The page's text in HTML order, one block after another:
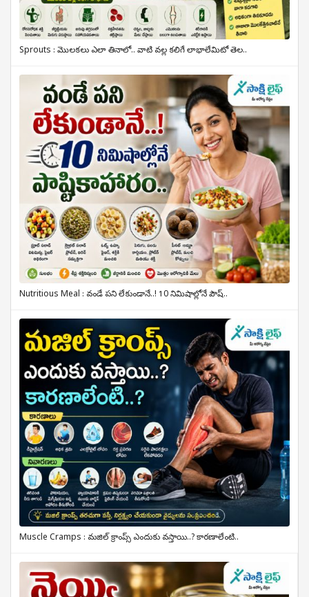
Sprouts : మొలకలు ఎలా తినాలో.. వాటి వల్ల కలిగే లాభాలేమిటో తెల..
Nutritious Meal : వండే పని లేకుండానే..! 10 నిమిషాల్లోనే పౌష్..
Muscle Cramps : మజిల్ క్రాంప్స్ ఎందుకు వస్తాయి..? కారణాలేంటి..